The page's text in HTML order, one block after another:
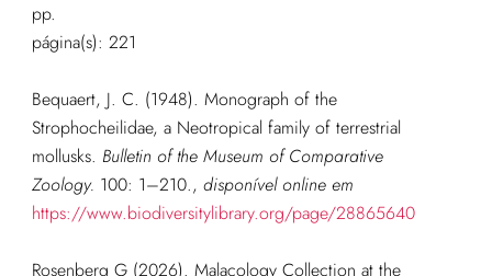
pp.
página(s): 221
Bequaert, J. C. (1948). Monograph of the
Strophocheilidae, a Neotropical family of terrestrial
mollusks. Bulletin of the Museum of Comparative
Zoology. 100: 1–210., disponível online em
https://www.biodiversitylibrary.org/page/28865640
Rosenberg G (2026). Malacology Collection at the